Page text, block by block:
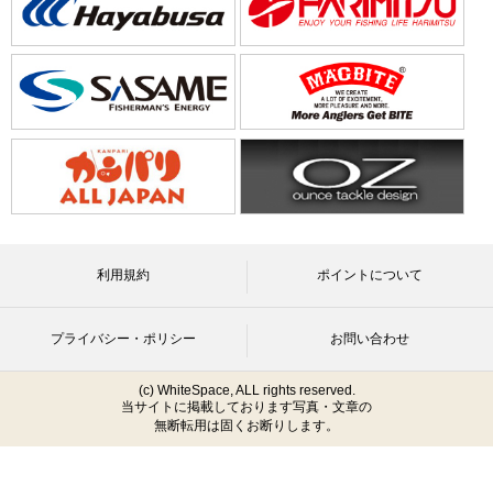
利用規約 ポイントについて
プライバシー・ポリシー お問い合わせ
(c) WhiteSpace, ALL rights reserved.
当サイトに掲載しております写真・文章の
無断転用は固くお断りします。